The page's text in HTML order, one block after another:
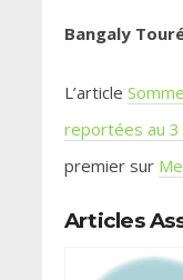
Bangaly
L’article
reportées au 3
premier sur
Articles